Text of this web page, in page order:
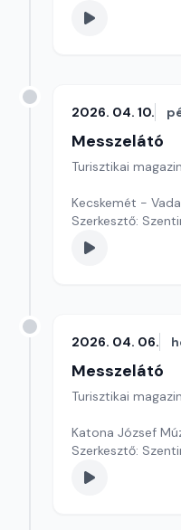
2026. 04. 10.
Messzelátó
Turisztikai magazin
Kecskemét -
Szerkesztő:
2026. 04. 06.
Messzelátó
Turisztikai magazin
Katona József
Szerkesztő: